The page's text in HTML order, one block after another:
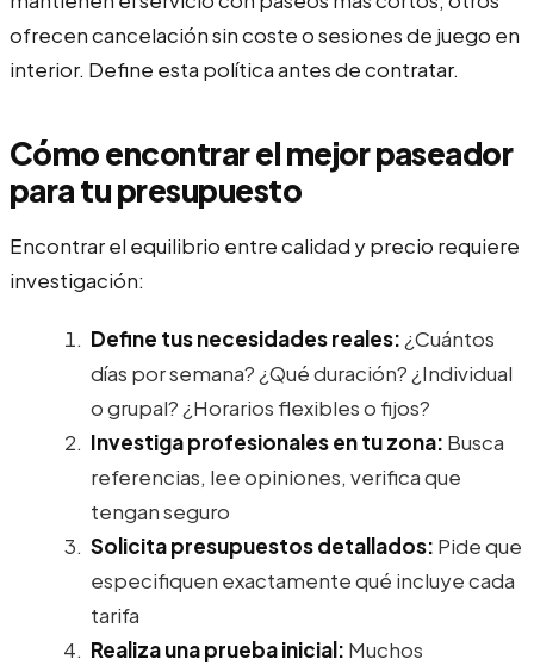
ofrecen cancelación sin coste o sesiones de juego en
interior. Define esta política antes de contratar.
Cómo encontrar el mejor paseador
para tu presupuesto
Encontrar el equilibrio entre calidad y precio requiere
investigación:
Define tus necesidades reales: ¿Cuántos
días por semana? ¿Qué duración? ¿Individual
o grupal? ¿Horarios flexibles o fijos?
Investiga profesionales en tu zona: Busca
referencias, lee opiniones, verifica que
tengan seguro
Solicita presupuestos detallados: Pide que
especifiquen exactamente qué incluye cada
tarifa
Realiza una prueba inicial: Muchos